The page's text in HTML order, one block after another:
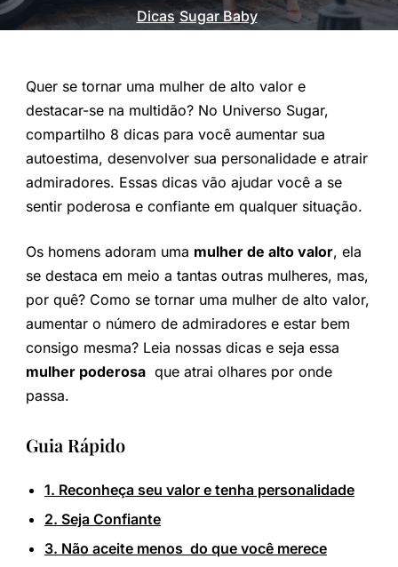
Dicas Sugar Baby
Quer se tornar uma mulher de alto valor e
destacar-se na multidão? No Universo Sugar,
compartilho 8 dicas para você aumentar sua
autoestima, desenvolver sua personalidade e atrair
admiradores. Essas dicas vão ajudar você a se
sentir poderosa e confiante em qualquer situação.
Os homens adoram uma mulher de alto valor, ela
se destaca em meio a tantas outras mulheres, mas,
por quê? Como se tornar uma mulher de alto valor,
aumentar o número de admiradores e estar bem
consigo mesma? Leia nossas dicas e seja essa
mulher poderosaque atrai olhares por onde
passa.
Guia Rápido
1. Reconheça seu valor e tenha personalidade
2. Seja Confiante
3. Não aceite menos do que você merece